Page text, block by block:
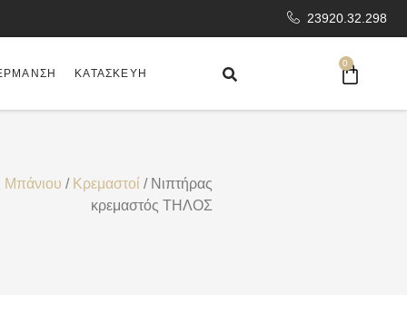
23920.32.298
ΚΑΤΑΣΚΕΥΉ
0
Μπάνιου / Κρεμαστοί / Νιπτήρας
κρεμαστός ΤΗΛΟΣ